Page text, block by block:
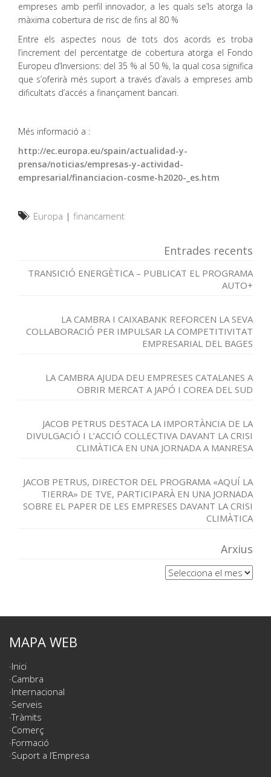
empreses amb perfil innovador, a les quals se’ls atorga la
màxima cobertura de risc de fins al 80 %
Entre els aspectes nous de tots dos acords es troba
l’increment del percentatge de cobertura atorga el Fondo
Europeu d’Inversions: del 35 % al 50 %, la qual cosa significa
que s’oferirà més suport a través d’avals a empreses amb
dificultats d’accés a finançament bancari.
Més informació a :
http://ec.europa.eu/spain/actualidad-y-
prensa/noticias/empresas-y-actividad-
empresarial/financiacion-cosme-h2020-_es.htm
Europa | financament
Entrades recents
TRANSICIÓ ENERGÈTICA – PUBLICAT EL PROGRAMA
AUTO+
LA CAMBRA I CAIXABANK REFORCEN LA SEVA
COL·LABORACIÓ PER IMPULSAR LA COMPETITIVITAT
EMPRESARIAL DEL BAGES
LA CAMBRA AJUDA DEU EMPRESES CATALANES A
OBRIR MERCAT A JAPÓ I COREA DEL SUD
JACOB PETRUS DESTACA LA IMPORTÀNCIA DE LA
DIVULGACIÓ I L’ACCIÓ COL·LECTIVA DAVANT LA CRISI
CLIMÀTICA EN UNA JORNADA A MANRESA
JACOB PETRUS, DIRECTOR DEL PROGRAMA «AQUÍ LA
TIERRA» DE TVE, PARTICIPARÀ EN UNA JORNADA
SOBRE EL PAPER DE LES EMPRESES DAVANT LA CRISI
CLIMÀTICA
Arxius
Arxius
MAPA WEB
Inici
Cambra
Internacional
Serveis
Tràmits
Comerç
Formació
Suport a l’Empresa